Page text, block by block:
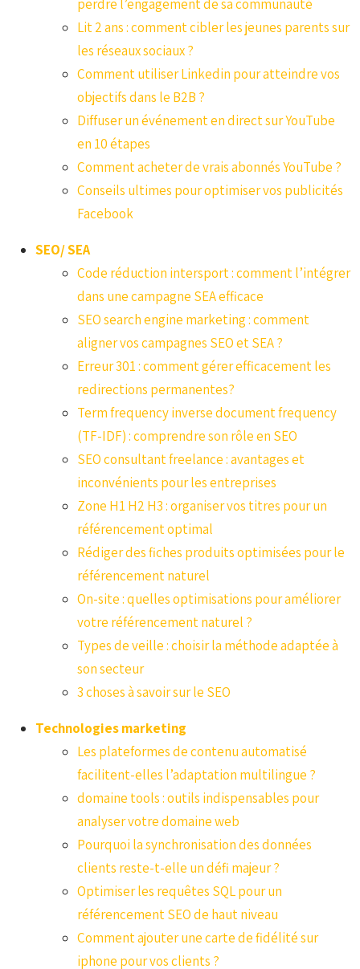
perdre l’engagement de sa communauté
Lit 2 ans : comment cibler les jeunes parents sur
les réseaux sociaux ?
Comment utiliser Linkedin pour atteindre vos
objectifs dans le B2B ?
Diffuser un événement en direct sur YouTube
en 10 étapes
Comment acheter de vrais abonnés YouTube ?
Conseils ultimes pour optimiser vos publicités
Facebook
SEO/ SEA
Code réduction intersport : comment l’intégrer
dans une campagne SEA efficace
SEO search engine marketing : comment
aligner vos campagnes SEO et SEA ?
Erreur 301 : comment gérer efficacement les
redirections permanentes?
Term frequency inverse document frequency
(TF-IDF) : comprendre son rôle en SEO
SEO consultant freelance : avantages et
inconvénients pour les entreprises
Zone H1 H2 H3 : organiser vos titres pour un
référencement optimal
Rédiger des fiches produits optimisées pour le
référencement naturel
On-site : quelles optimisations pour améliorer
votre référencement naturel ?
Types de veille : choisir la méthode adaptée à
son secteur
3 choses à savoir sur le SEO
Technologies marketing
Les plateformes de contenu automatisé
facilitent-elles l’adaptation multilingue ?
domaine tools : outils indispensables pour
analyser votre domaine web
Pourquoi la synchronisation des données
clients reste-t-elle un défi majeur ?
Optimiser les requêtes SQL pour un
référencement SEO de haut niveau
Comment ajouter une carte de fidélité sur
iphone pour vos clients ?